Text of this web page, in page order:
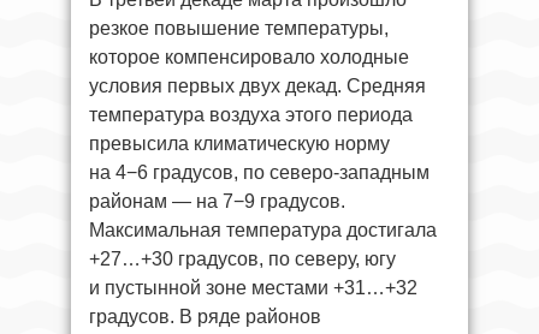
резкое повышение температуры,
которое компенсировало холодные
условия первых двух декад. Средняя
температура воздуха этого периода
превысила климатическую норму
на 4−6 градусов, по северо-западным
районам — на 7−9 градусов.
Максимальная температура достигала
+27…+30 градусов, по северу, югу
и пустынной зоне местами +31…+32
градусов. В ряде районов